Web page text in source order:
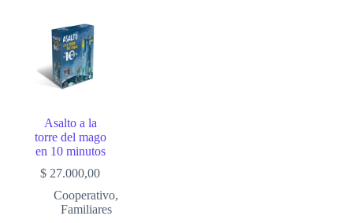
Asalto a la
torre del mago
en 10 minutos
$ 27.000,00
Cooperativo,
Familiares